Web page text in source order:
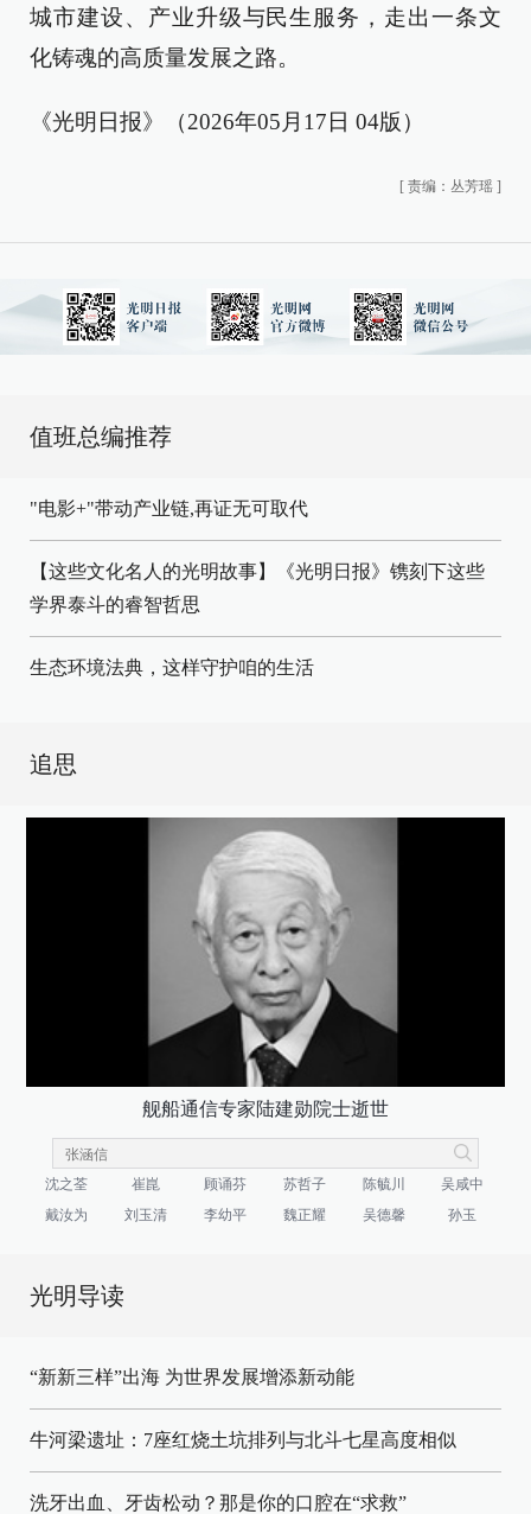
城市建设、产业升级与民生服务，走出一条文
化铸魂的高质量发展之路。
《光明日报》（2026年05月17日 04版）
[ 责编：丛芳瑶 ]
值班总编推荐
"电影+"带动产业链,再证无可取代
【这些文化名人的光明故事】《光明日报》镌刻下这些
学界泰斗的睿智哲思
生态环境法典，这样守护咱的生活
追思
舰船通信专家陆建勋院士逝世
沈之荃 崔崑 顾诵芬 苏哲子 陈毓川
吴咸中
戴汝为
刘玉清 李幼平 魏正耀 吴德馨 孙玉
光明导读
“新新三样”出海 为世界发展增添新动能
牛河梁遗址：7座红烧土坑排列与北斗七星高度相似
洗牙出血、牙齿松动？那是你的口腔在“求救”